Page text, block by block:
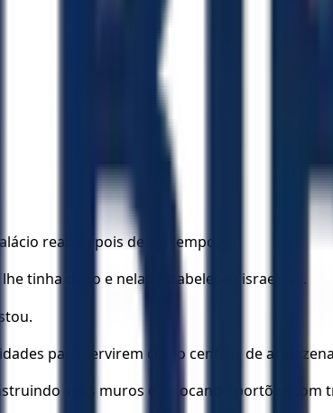
real. Depois desse tempo,
tinha dado e nelas estabeleceu israelitas.
para servirem como centros de
seus muros e colocando portões com